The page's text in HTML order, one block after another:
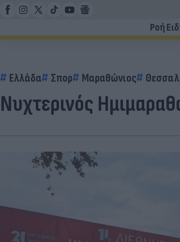
Ροή
Ελλάδα Σπορ Μαραθώνιος
Νυχτερινός